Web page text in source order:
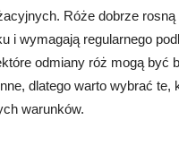
Róże dobrze rosną
i wymagają regularnego
odmiany róż mogą być
dlatego warto wybrać te,
warunków.